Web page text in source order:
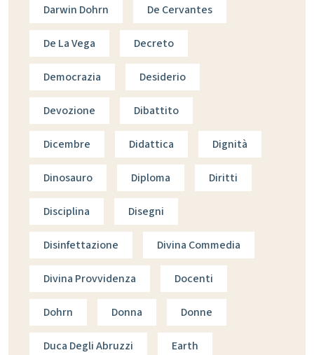
Darwin Dohrn De Cervantes
De La Vega Decreto
Democrazia Desiderio
Devozione Dibattito
Dicembre Didattica Dignità
Dinosauro Diploma Diritti
Disciplina Disegni
Disinfettazione Divina Commedia
Divina Provvidenza Docenti
Dohrn Donna Donne
Duca Degli Abruzzi Earth